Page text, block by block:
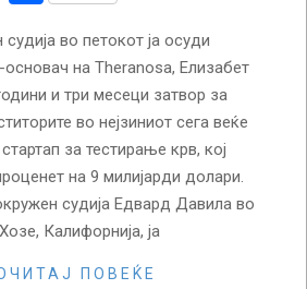
во петокот ја осуди
на Theranosa, Елизабет
и три месеци затвор за
во нејзиниот сега веќе
за тестирање крв, кој
на 9 милијарди долари.
судија Едвард Давила во
Калифорнија, ја
ПОВЕЌЕ